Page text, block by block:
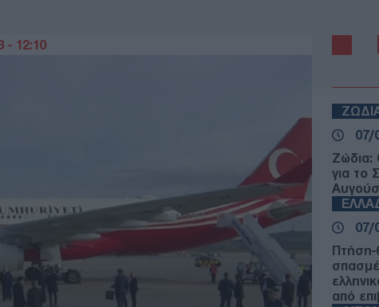
- 12:10
07/
Ζώδια:
για το
07/
Πτήση-
από